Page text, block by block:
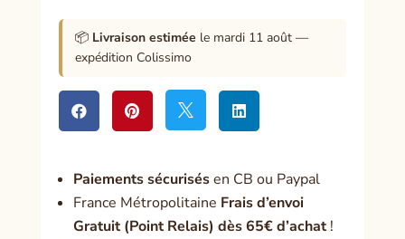
énergies
négatives
📦 Livraison estimée le mardi 11 août —
expédition Colissimo
   
Paiements sécurisésen CB ou Paypal
France Métropolitaine Frais d’envoi
Gratuit (Point Relais) dès 65€ d’achat!